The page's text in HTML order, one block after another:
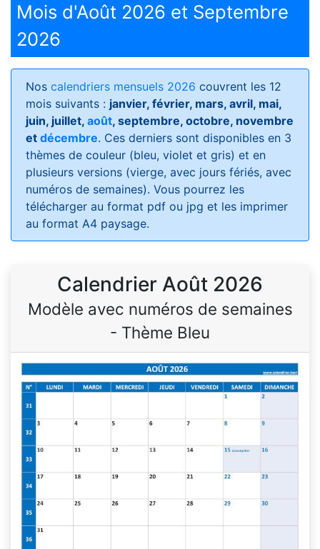
Mois d'Août 2026 et Septembre
2026
Nos calendriers mensuels 2026 couvrent les 12
mois suivants : janvier, février, mars, avril, mai,
juin, juillet, août, septembre, octobre, novembre
et décembre. Ces derniers sont disponibles en 3
thèmes de couleur (bleu, violet et gris) et en
plusieurs versions (vierge, avec jours fériés, avec
numéros de semaines). Vous pourrez les
télécharger au format pdf ou jpg et les imprimer
au format A4 paysage.
Calendrier Août 2026
Modèle avec numéros de semaines
- Thème Bleu